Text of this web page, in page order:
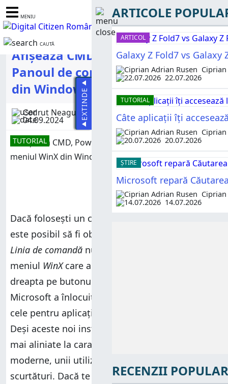
MENIU
CAUTĂ
Afișează CMD, PowerShell &
Panoul de control în meniul WinX
din Windows 10
Codrut Neagu
04.09.2024
TUTORIAL
Dacă folosești un calculator cu Windows 10,
este posibil să fi observat că
Linia de comandă nu mai sunt disponibile în
meniul WinXcare apare atunci când dai clic
dreapta pe butonul
Microsoft a înlocuit aceste scurtături clasice cu
cele pentru aplicația
Deși aceste noi instrumente sunt puternice și
mai aliniate la caracteristicile Windows
moderne, unii utilizatori încă preferă vechile
scurtături. Dacă te numeri printre cei cărora le
EXTINDE
ARTICOLE
ARTICOL
Galaxy Z Fold7 vs
22.07.2026
TUTORIAL
Câte aplicații îți
20.07.2026
ȘTIRE
Microsoft repară
14.07.2026
RECENZII